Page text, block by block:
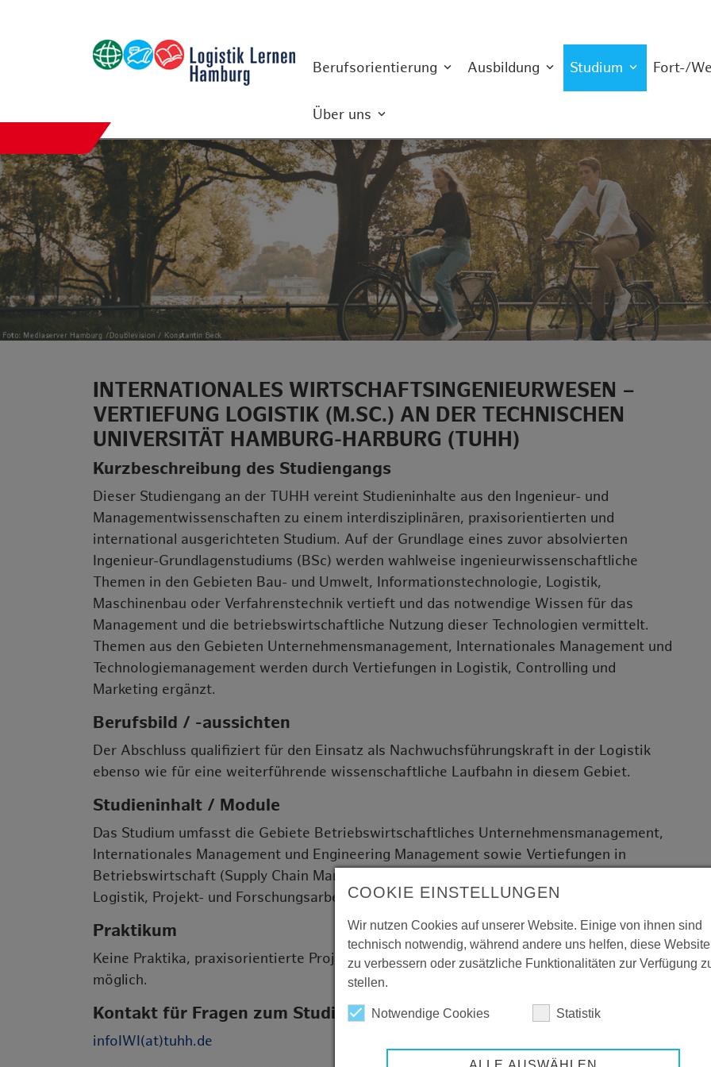
Berufsorientierung Ausbildung Studium Fort-/
Über uns
COOKIE EINSTELLUNGEN
Wir nutzen Cookies auf unserer Website. Einige von ihnen sind
technisch notwendig, während andere uns helfen, diese Website
zu verbessern oder zusätzliche Funktionalitäten zur Verfügung
stellen.
Notwendige Cookies Statistik
Master-Studiengänge
Internationales Wirtschaftsingenieurwesen – Vertiefung Logistik (M.Sc.) an der Technischen Universität
INTERNATIONALES WIRTSCHAFTSINGENIEURWESEN –
VERTIEFUNG LOGISTIK (M.SC.) AN DER TECHNISCHEN
UNIVERSITÄT HAMBURG-HARBURG (TUHH)
Kurzbeschreibung des Studiengangs
Dieser Studiengang an der TUHH vereint Studieninhalte aus den Ingenieur- und
Managementwissenschaften zu einem interdisziplinären, praxisorientierten und
international ausgerichteten Studium. Auf der Grundlage eines zuvor absolvierten
Ingenieur-Grundlagenstudiums (BSc) werden wahlweise ingenieurwissenschaftliche
Themen in den Gebieten Bau- und Umwelt, Informationstechnologie, Logistik,
Maschinenbau oder Verfahrenstechnik vertieft und das notwendige Wissen für das
Management und die betriebswirtschaftliche Nutzung dieser Technologien vermittelt.
Themen aus den Gebieten Unternehmensmanagement, Internationales Management und
Technologiemanagement werden durch Vertiefungen in Logistik, Controlling und
Marketing ergänzt.
Berufsbild / -aussichten
Der Abschluss qualifiziert für den Einsatz als Nachwuchsführungskraft in der Logistik
ebenso wie für eine weiterführende wissenschaftliche Laufbahn in diesem Gebiet.
Studieninhalt / Module
Das Studium umfasst die Gebiete Betriebswirtschaftliches Unternehmensmanagement,
Internationales Management und Engineering Management sowie Vertiefungen in
Betriebswirtschaft (Supply Chain Management, Controlling oder Marketing) und
Logistik, Projekt- und Forschungsarbeit.
Praktikum
Keine Praktika, praxisorientierte Projekt-Seminare, Auslandsstudium im 3. Semester
möglich.
Kontakt für Fragen zum Studienfach
infoIWI(at)tuhh.de